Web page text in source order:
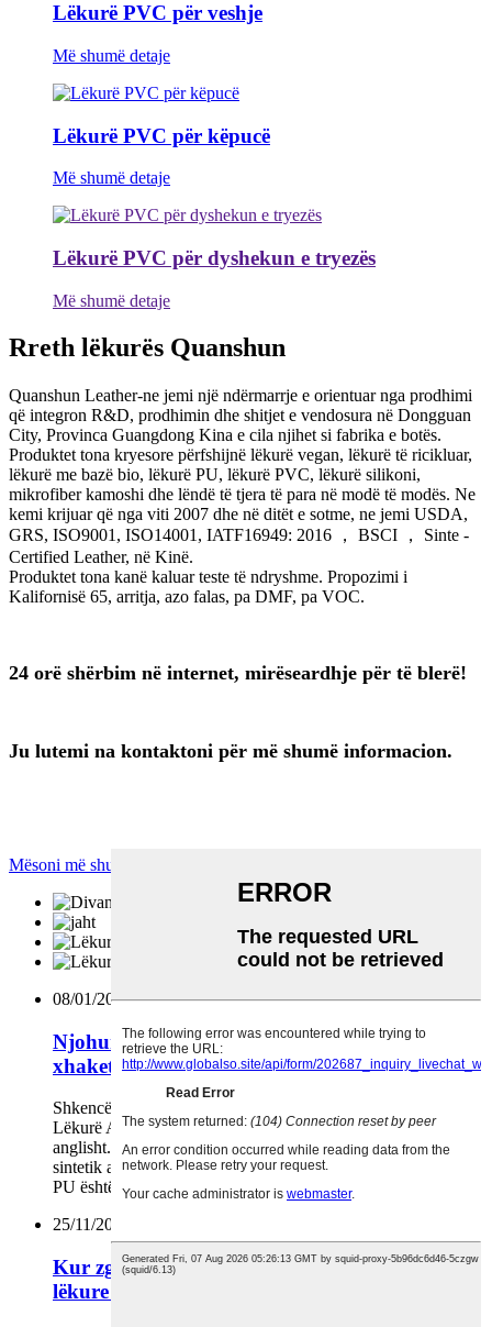
Lëkurë PVC për veshje
Më shumë detaje
Lëkurë PVC për këpucë
Më shumë detaje
Lëkurë PVC për dyshekun e tryezës
Më shumë detaje
Rreth lëkurës Quanshun
Quanshun Leather-ne jemi një ndërmarrje e orientuar nga prodhimi
që integron R&D, prodhimin dhe shitjet e vendosura në Dongguan
City, Provinca Guangdong Kina e cila njihet si fabrika e botës.
Produktet tona kryesore përfshijnë lëkurë vegan, lëkurë të ricikluar,
lëkurë me bazë bio, lëkurë PU, lëkurë PVC, lëkurë silikoni,
mikrofiber kamoshi dhe lëndë të tjera të para në modë të modës. Ne
kemi krijuar që nga viti 2007 dhe në ditët e sotme, ne jemi USDA,
GRS, ISO9001, ISO14001, IATF16949: 2016 ， BSCI ， Sinte -
Certified Leather, në Kinë.
Produktet tona kanë kaluar teste të ndryshme. Propozimi i
Kalifornisë 65, arritja, azo falas, pa DMF, pa VOC.
24 orë shërbim në internet, mirëseardhje për të blerë!
Ju lutemi na kontaktoni për më shumë informacion.
Mësoni më shumë+
08/01/2025
Njohuri popullore për pëlhurat e zakonshme të
xhaketës prej lëkure. Si të blini xhaketa lëkure?
Shkencë e pëlhurave | Pëlhura prej lëkure të zakonshme PU
Lëkurë Artificiale PU është shkurtesa e poly urethane në
anglisht. Lëkura PU është një lloj materiali lëkure i imitimit
sintetik artificial. Emri i tij kimik është "poliuretani". Lëkura
PU është sipërfaqja e poliuretanit, e njohur edhe si r ...
25/11/2024
Kur zgjidhni këpucë, lëkure mikrofiber vs
lëkure sintetike!